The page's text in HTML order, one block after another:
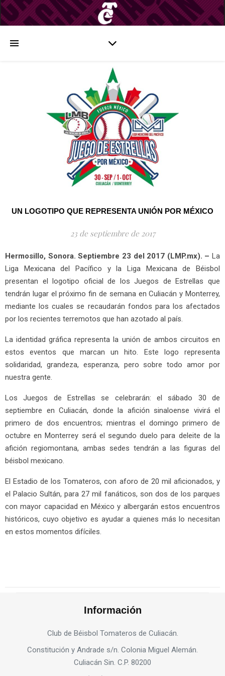
UN LOGOTIPO QUE REPRESENTA UNIÓN POR MÉXICO
23 de septiembre de 2017
Hermosillo, Sonora. Septiembre 23 del 2017 (LMP.mx). – La
Liga Mexicana del Pacífico y la Liga Mexicana de Béisbol
presentan el logotipo oficial de los Juegos de Estrellas que
tendrán lugar el próximo fin de semana en Culiacán y Monterrey,
mediante los cuales se recaudarán fondos para los afectados
por los recientes terremotos que han azotado al país.
La identidad gráfica representa la unión de ambos circuitos en
estos eventos que marcan un hito. Este logo representa
solidaridad, grandeza, esperanza, pero sobre todo amor por
nuestra gente.
Los Juegos de Estrellas se celebrarán: el sábado 30 de
septiembre en Culiacán, donde la afición sinaloense vivirá el
primero de dos encuentros; mientras el domingo primero de
octubre en Monterrey será el segundo duelo para deleite de la
afición regiomontana, ambas sedes tendrán a las figuras del
béisbol mexicano.
El Estadio de los Tomateros, con aforo de 20 mil aficionados, y
el Palacio Sultán, para 27 mil fanáticos, son dos de los parques
con mayor capacidad en México y albergarán estos encuentros
históricos, cuyo objetivo es ayudar a quienes más lo necesitan
en estos momentos difíciles.
Información
Club de Béisbol Tomateros de Culiacán.
Constitución y Andrade s/n. Colonia Miguel Alemán.
Culiacán Sin. C.P. 80200